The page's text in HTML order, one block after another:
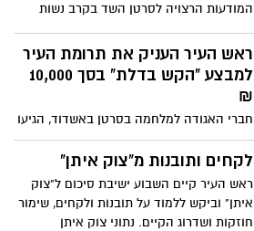
המודעות הרצויה לסרטן השד בקרב נשות
לאיתור המחלה. במהלך הקמפיין הוארו
שלושה אתרים באשדוד – בניין העירייה, כיכר
המפרשים וכיכר היובל ובטבורה מונומנט עין
השמש.
ראש העיר העניק את תרומת העיר
למבצע "הקש בדלת" בסך 10,000
₪
חברי האגודה למלחמה בסרטן באשדוד, הגיעו
ללשכת ראש העיר (ד' בשבוע שעבר) במטרה
לפתוח את יום ההתרמה עם ברכת ראש העיר
כפי שמקובל עפ"י המסורת. ראש העירייה ד"ר
יחיאל לסרי ציין :"זאת מחלה נוראית
ואיומה,הגילוי המוקדם יכול לסייע בטיפול
לקחים ותובנות מ"צוק איתן"
ראש העיר קיים השבוע ישיבת סיכום ל"צוק
איתן" וביקש ללמוד על תובנות ולקחים, שימור
חוזקות ושדרוג הקיים. נתוני צוק איתן